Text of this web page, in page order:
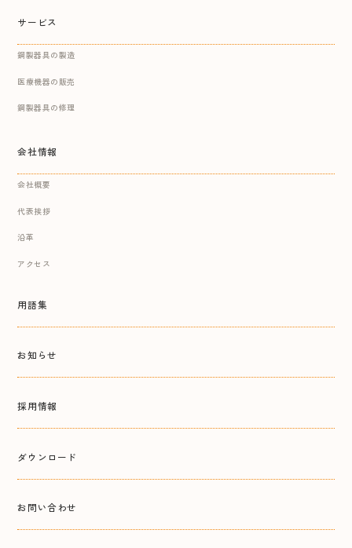
サービス
鋼製器具の製造
医療機器の販売
鋼製器具の修理
会社情報
会社概要
代表挨拶
沿革
アクセス
用語集
お知らせ
採用情報
ダウンロード
お問い合わせ